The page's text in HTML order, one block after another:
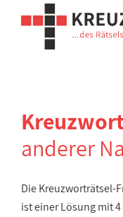
anderer
Die Kreuzworträtsel-
ist einer Lösung mit